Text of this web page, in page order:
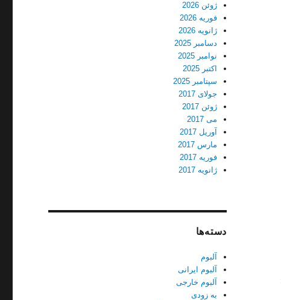
ژوئن 2026
فوریه 2026
ژانویه 2026
دسامبر 2025
نوامبر 2025
اکتبر 2025
سپتامبر 2025
جولای 2017
ژوئن 2017
می 2017
آوریل 2017
مارس 2017
فوریه 2017
ژانویه 2017
دسته‌ها
آلبوم
آلبوم ایرانی
آلبوم خارجی
به زودی